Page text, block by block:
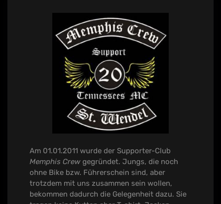
Am 01.01.2011 wurde der Supporter-Club
Memphis Crew gegründet. Jungs, die noch
ohne Bike bzw. Führerschein sind, aber
trotzdem mit uns zusammen sein wollen,
bekommen dadurch die Gelegenheit dazu. Sie